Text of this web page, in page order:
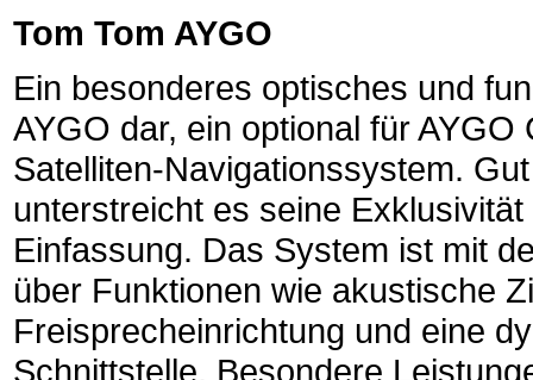
Tom Tom AYGO
Ein besonderes optisches und
AYGO dar, ein optional für
Satelliten-Navigationssystem.
unterstreicht es seine
Einfassung. Das System ist mit
über Funktionen wie akustische
Freisprecheinrichtung und eine
Schnittstelle. Besondere